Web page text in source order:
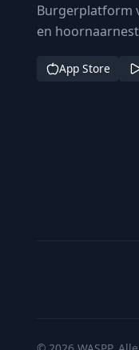
Burgerplatform
en
App Store